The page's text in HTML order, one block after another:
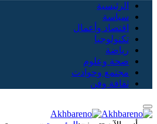
الرئيسية
سياسة
اقتصاد وأعمال
تكنولوجيا
رياضة
صحة وعلوم
مجتمع وحوادث
ثقافة وفن